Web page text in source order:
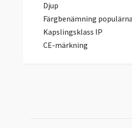
Djup
Färgbenämning
Kapslingsklass IP
CE-märkning